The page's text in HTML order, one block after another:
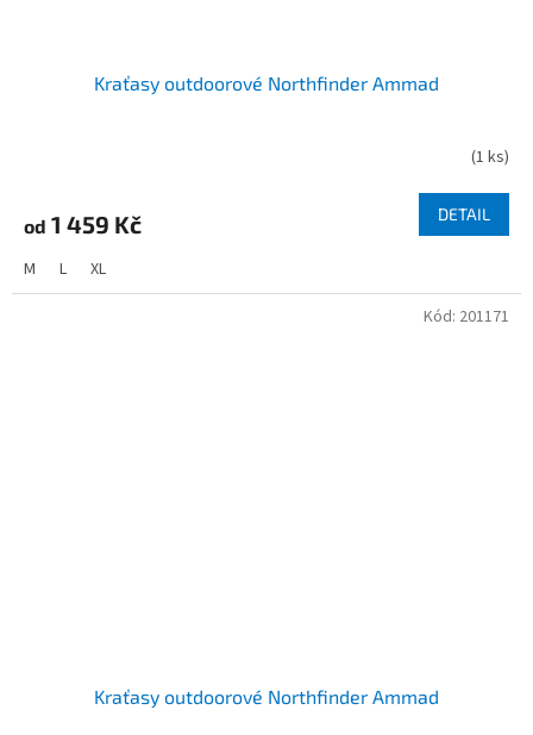
Kraťasy outdoorové Northfinder Ammad
(1 ks)
od 1 459 Kč DETAIL
M L XL
Kraťasy outdoorové Northfinder Ammad
Kód: 201171